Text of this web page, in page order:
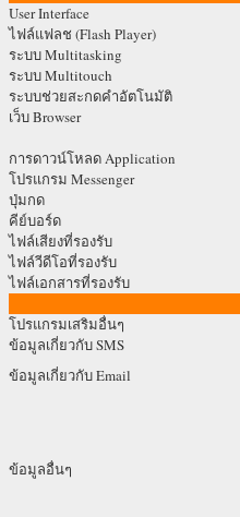
User Interface
ไฟล์แฟลช (Flash Player)
ระบบ Multitasking
ระบบ Multitouch
ระบบช่วยสะกดคำอัตโนมัติ
เว็บ Browser
การดาวน์โหลด Application
โปรแกรม Messenger
ปุ่มกด
คีย์บอร์ด
ไฟล์เสียงที่รองรับ
ไฟล์วีดีโอที่รองรับ
ไฟล์เอกสารที่รองรับ
โปรแกรมเสริมอื่นๆ
ข้อมูลเกี่ยวกับ SMS
ข้อมูลเกี่ยวกับ Email
ข้อมูลอื่นๆ